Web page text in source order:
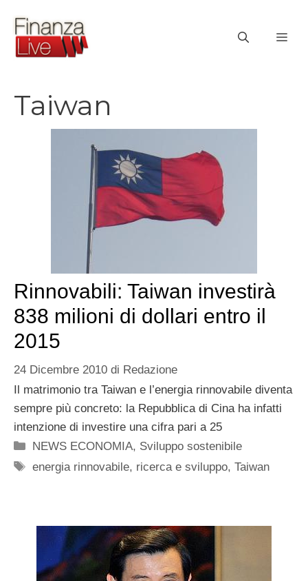
contenuto
Taiwan
Rinnovabili: Taiwan investirà
838 milioni di dollari entro il
2015
24 Dicembre 2010 di Redazione
Il matrimonio tra Taiwan e l’energia rinnovabile diventa
sempre più concreto: la Repubblica di Cina ha infatti
intenzione di investire una cifra pari a 25
Categorie
NEWS ECONOMIA, Sviluppo sostenibile
Tag
energia rinnovabile, ricerca e sviluppo,Taiwan